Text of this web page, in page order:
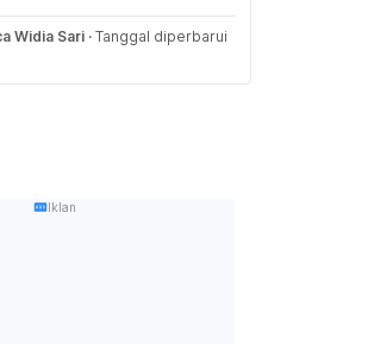
Widia Sari · Tanggal diperbarui
Iklan